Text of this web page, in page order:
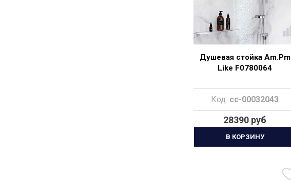
Душевая стойка Am.Pm
Like F0780064
Код: cc-00032043
28390 руб
В КОРЗИНУ